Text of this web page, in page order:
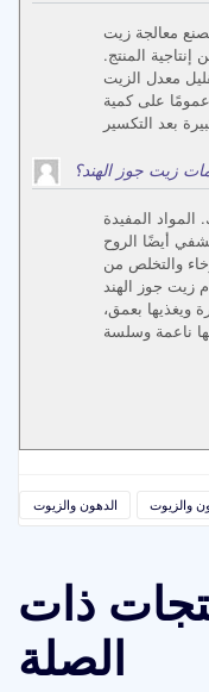
معالجة زيت
المنتج.
معدل الزيت
على كمية
زيت جوز الهند؟
المواد المفيدة
أيضًا الروح
والتخلص من
زيت جوز الهند
ويغذيها بعمق،
الدهون والزيوت والزيوت
ذات
الصلة